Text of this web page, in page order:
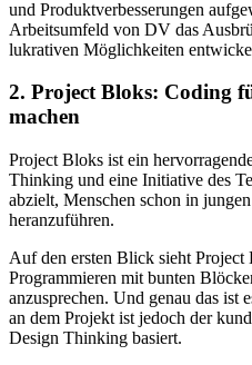
und Produktverbesserungen
Arbeitsumfeld von DV das
lukrativen Möglichkeiten
2. Project Bloks: Coding
machen
Project Bloks ist ein
Thinking und eine Initiative des
abzielt, Menschen schon in
heranzuführen.
Auf den ersten Blick sieht Project
Programmieren mit bunten
anzusprechen. Und genau das ist
an dem Projekt ist jedoch der
Design Thinking basiert.